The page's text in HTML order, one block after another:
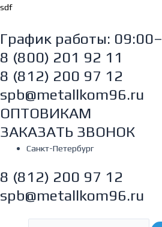
Перейти
содержимому
sdf
График работы:
8 (800) 201 92 11
8 (812) 200 97 12
spb@metallkom96.ru
ОПТОВИКАМ
ЗАКАЗАТЬ ЗВОНОК
Санкт-Петербург
8 (812) 200 97 12
spb@metallkom96.ru